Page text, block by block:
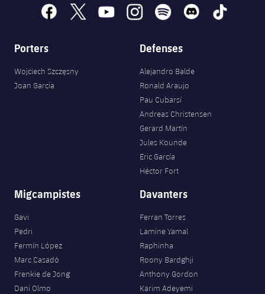
facebook
x youtubeinstagramspotify discord tiktok
Porters
Wojciech Szczęsny
Joan Garcia
Defenses
Alejandro Balde
Ronald Araujo
Pau Cubarsí
Andreas Christensen
Gerard Martín
Jules Kounde
Eric García
Héctor Fort
Migcampistes
Gavi
Pedri
Fermín López
Marc Casadó
Frenkie de Jong
Dani Olmo
Davanters
Ferran Torres
Lamine Yamal
Raphinha
Roony Bardghji
Anthony Gordon
Karim Adeyemi